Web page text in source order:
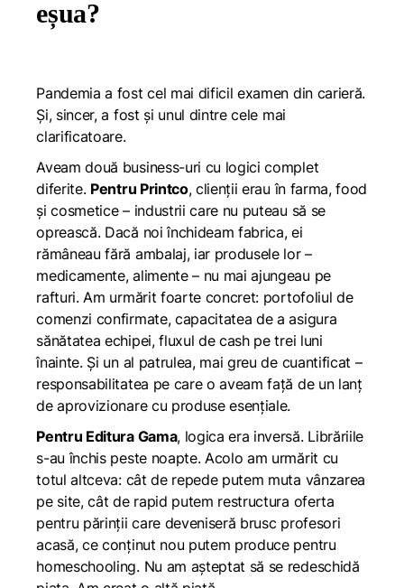
eșua?
Pandemia a fost cel mai dificil examen din carieră.
Și, sincer, a fost și unul dintre cele mai
clarificatoare.
Aveam două business-uri cu logici complet
diferite. Pentru Printco, clienții erau în farma, food
și cosmetice – industrii care nu puteau să se
oprească. Dacă noi închideam fabrica, ei
rămâneau fără ambalaj, iar produsele lor –
medicamente, alimente – nu mai ajungeau pe
rafturi. Am urmărit foarte concret: portofoliul de
comenzi confirmate, capacitatea de a asigura
sănătatea echipei, fluxul de cash pe trei luni
înainte. Și un al patrulea, mai greu de cuantificat –
responsabilitatea pe care o aveam față de un lanț
de aprovizionare cu produse esențiale.
Pentru Editura Gama, logica era inversă. Librăriile
s-au închis peste noapte. Acolo am urmărit cu
totul altceva: cât de repede putem muta vânzarea
pe site, cât de rapid putem restructura oferta
pentru părinții care deveniseră brusc profesori
acasă, ce conținut nou putem produce pentru
homeschooling. Nu am așteptat să se redeschidă